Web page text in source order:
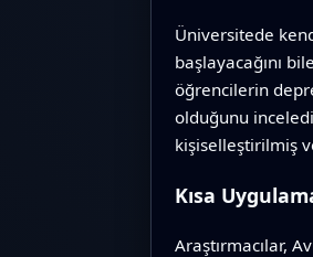
Üniversitede
başlayacağını
öğrencilerin
olduğunu
kişiselleştirilmiş
Kısa
Araştırmacılar,